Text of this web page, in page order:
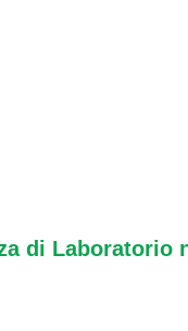
di Laboratorio